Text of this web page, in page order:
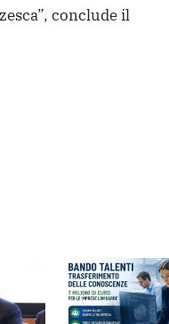
conclude il